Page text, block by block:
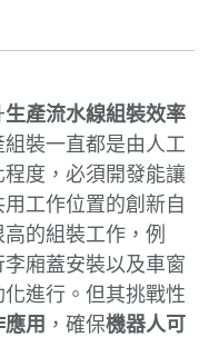
生產流水線組裝效率
裝一直都是由人工
度，必須開發能讓
工作位置的創新自
的組裝工作，例
廂蓋安裝以及車窗
進行。但其挑戰性
用 ，確保機器人可